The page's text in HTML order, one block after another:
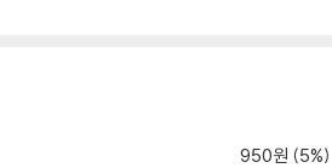
950원 (5%)